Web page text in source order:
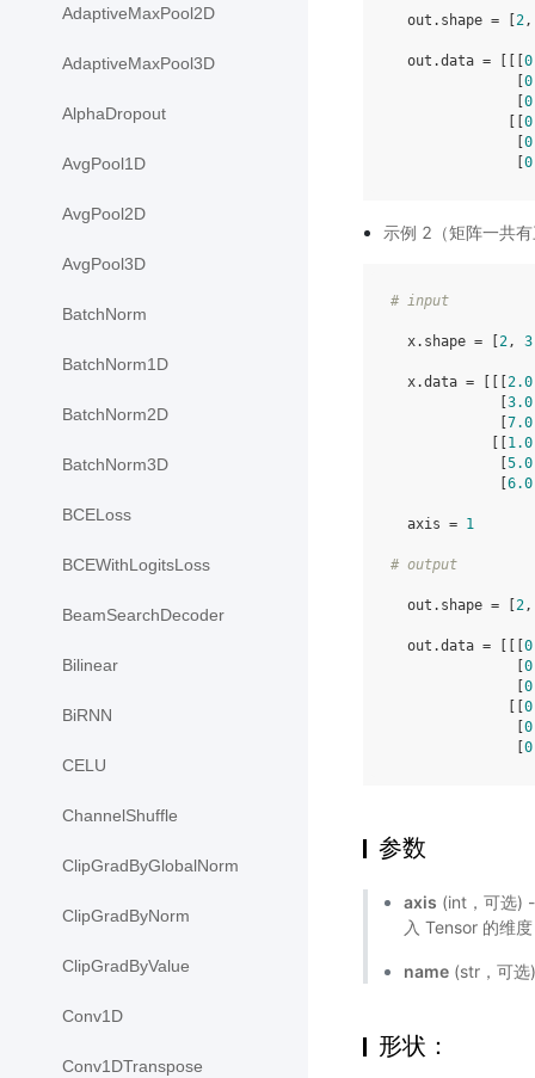
AdaptiveMaxPool2D
AdaptiveMaxPool3D
AlphaDropout
AvgPool1D
AvgPool2D
AvgPool3D
BatchNorm
BatchNorm1D
BatchNorm2D
BatchNorm3D
BCELoss
BCEWithLogitsLoss
BeamSearchDecoder
Bilinear
BiRNN
CELU
ChannelShuffle
ClipGradByGlobalNorm
ClipGradByNorm
ClipGradByValue
Conv1D
Conv1DTranspose
  out.shape = [
2
  out.data = [[[
               [
               [
              [[
               [
               [
示例 2（矩阵一共
# input
  x.shape = [
2 , 3
  x.data = [[[
2.0
             [
3.0
             [
7.0
            [[
1.0
             [
5.0
             [
6.0
  axis =
1
# output
  out.shape = [
2
  out.data = [[[
               [
               [
              [[
               [
               [
参数
axis (int，可选)
入 Tensor 的维
name (str，可
形状：